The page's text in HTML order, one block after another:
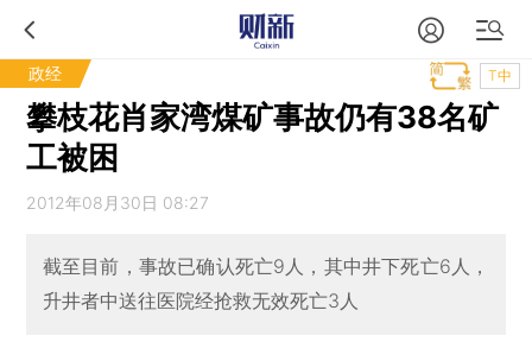
政经 T中
攀枝花肖家湾煤矿事故仍有38名矿
工被困
2012年08月30日 08:27
截至目前，事故已确认死亡9人，其中井下死亡6人，
升井者中送往医院经抢救无效死亡3人